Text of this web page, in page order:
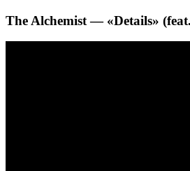
The Alchemist — «Details»